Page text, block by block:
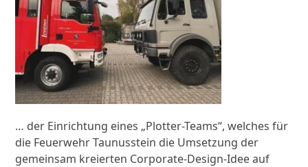
… der Einrichtung eines „Plotter-Teams“, welches für
die Feuerwehr Taunusstein die Umsetzung der
gemeinsam kreierten Corporate-Design-Idee auf